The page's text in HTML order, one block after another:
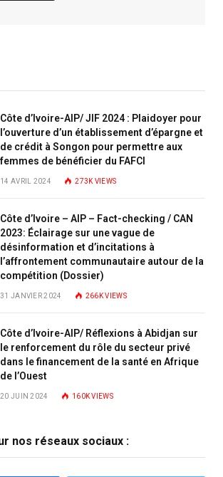
Côte d’Ivoire-AIP/ JIF 2024 : Plaidoyer pour
l’ouverture d’un établissement d’épargne et
de crédit à Songon pour permettre aux
femmes de bénéficier du FAFCI
14 AVRIL 2024 273K VIEWS
Côte d’Ivoire – AIP – Fact-checking / CAN
2023: Éclairage sur une vague de
désinformation et d’incitations à
l’affrontement communautaire autour de la
compétition (Dossier)
31 JANVIER 2024 266KVIEWS
Côte d’Ivoire-AIP/ Réflexions à Abidjan sur
le renforcement du rôle du secteur privé
dans le financement de la santé en Afrique
de l’Ouest
20 JUIN 2024 160KVIEWS
nos réseaux sociaux :